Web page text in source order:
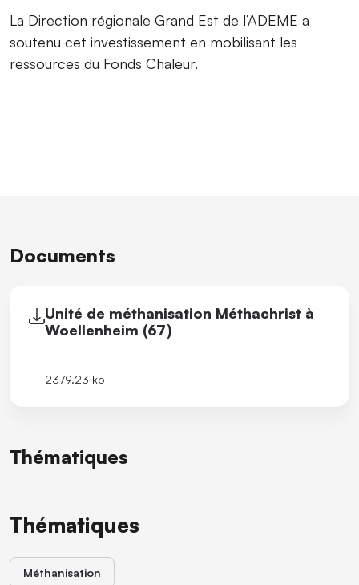
La Direction régionale Grand Est de l’ADEME a
soutenu cet investissement en mobilisant les
ressources du Fonds Chaleur.
Documents
Unité de méthanisation Méthachrist à
Woellenheim (67)
2379.23 ko
Thématiques
Thématiques
Méthanisation